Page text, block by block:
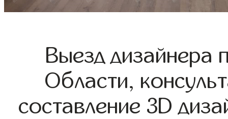
Выезд дизайнера
Области,
составление 3D